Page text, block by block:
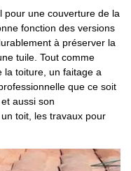
pour une couverture de la
fonction des versions
à préserver la
tuile. Tout comme
la toiture, un faitage a
que ce soit
aussi son
toit, les travaux pour